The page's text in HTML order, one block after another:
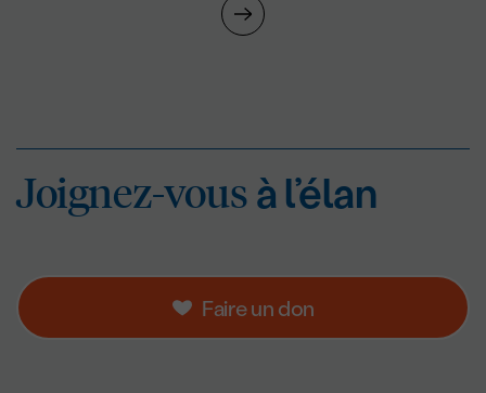
Faire un don
Joignez-vousà
Joignez-vousà l’élan